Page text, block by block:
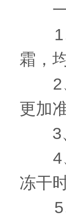
一
1、
霜，
2、
更加
3、
4、
冻干
5、